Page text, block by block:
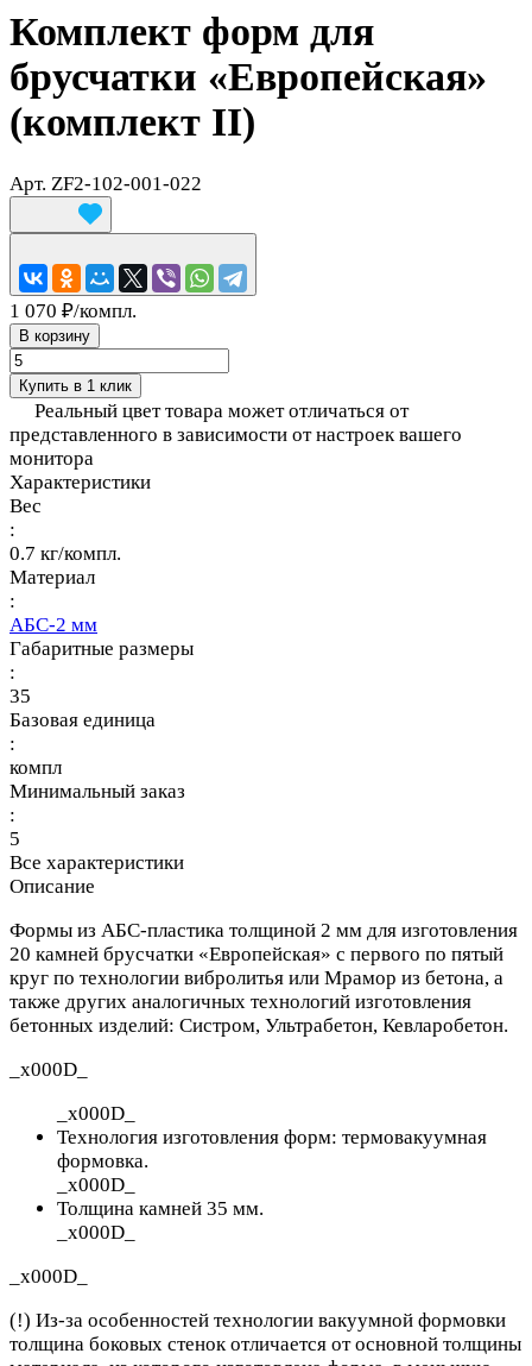
Комплект форм для
брусчатки «Европейская»
(комплект II)
Арт. ZF2-102-001-022
1 070 ₽/компл.
В корзину
Купить в 1 клик
Реальный цвет товара может отличаться от
представленного в зависимости от настроек вашего
монитора
Характеристики
Вес
:
0.7 кг/компл.
Материал
:
АБС-2 мм
Габаритные размеры
:
35
Базовая единица
:
компл
Минимальный заказ
:
5
Все характеристики
Описание
Формы из АБС-пластика толщиной 2 мм для изготовления
20 камней брусчатки «Европейская» с первого по пятый
круг по технологии вибролитья или Мрамор из бетона, а
также других аналогичных технологий изготовления
бетонных изделий: Систром, Ультрабетон, Кевларобетон.
_x000D_
_x000D_
Технология изготовления форм: термовакуумная
формовка.
_x000D_
Толщина камней 35 мм.
_x000D_
_x000D_
(!) Из-за особенностей технологии вакуумной формовки
толщина боковых стенок отличается от основной толщины